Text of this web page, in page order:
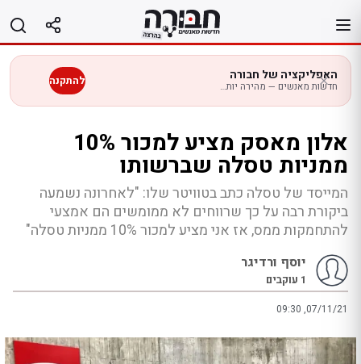
לתוכן
האפליקציה של חבורה
חדשות מאנשים — מהירה יותר בנייד להתקנה
אלון מאסק מציע למכור 10%
ממניות טסלה שברשותו
המייסד של טסלה כתב בטוויטר שלו: "לאחרונה נשמעה
ביקורת רבה על כך שרווחים לא ממומשים הם אמצעי
להתחמקות ממס, אז אני מציע למכור 10% ממניות טסלה"
יוסף ורדיגר
1 עוקבים
09:30 ,07/11/21